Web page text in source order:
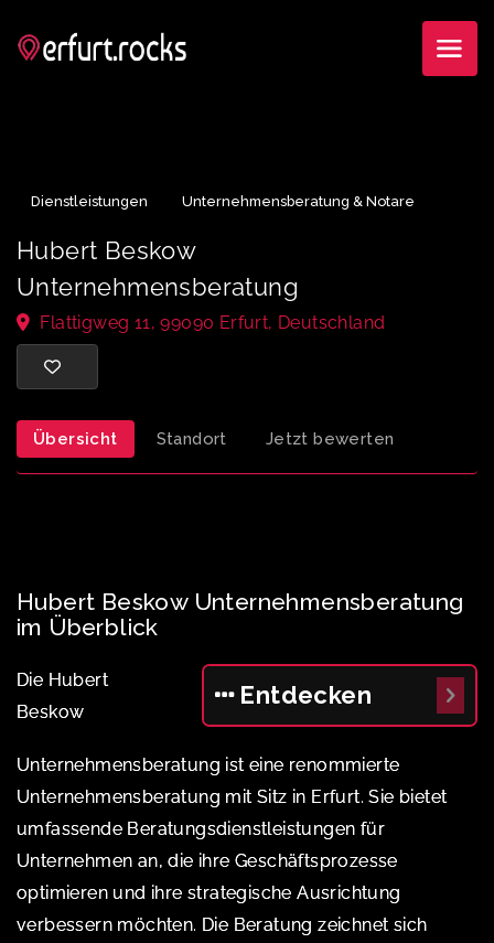
Hubert Beskow
Unternehmensberatung
Flattigweg 11, 99090 Erfurt, Deutschland
Übersicht Standort Jetzt bewerten
Hubert Beskow Unternehmensberatung
im Überblick
Entdecken
Die Hubert
Beskow
Unternehmensberatung ist eine renommierte
Unternehmensberatung mit Sitz in Erfurt. Sie bietet
umfassende Beratungsdienstleistungen für
Unternehmen an, die ihre Geschäftsprozesse
optimieren und ihre strategische Ausrichtung
verbessern möchten. Die Beratung zeichnet sich